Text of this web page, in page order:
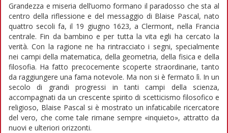
Grandezza e miseria dell’uomo formano il paradosso che sta al
centro della riflessione e del messaggio di Blaise Pascal, nato
quattro secoli fa, il 19 giugno 1623, a Clermont, nella Francia
centrale. Fin da bambino e per tutta la vita egli ha cercato la
verità. Con la ragione ne ha rintracciato i segni, specialmente
nei campi della matematica, della geometria, della fisica e della
filosofia. Ha fatto precocemente scoperte straordinarie, tanto
da raggiungere una fama notevole. Ma non si è fermato lì. In un
secolo di grandi progressi in tanti campi della scienza,
accompagnati da un crescente spirito di scetticismo filosofico e
religioso, Blaise Pascal si è mostrato un infaticabile ricercatore
del vero, che come tale rimane sempre «inquieto», attratto da
nuovi e ulteriori orizzonti.